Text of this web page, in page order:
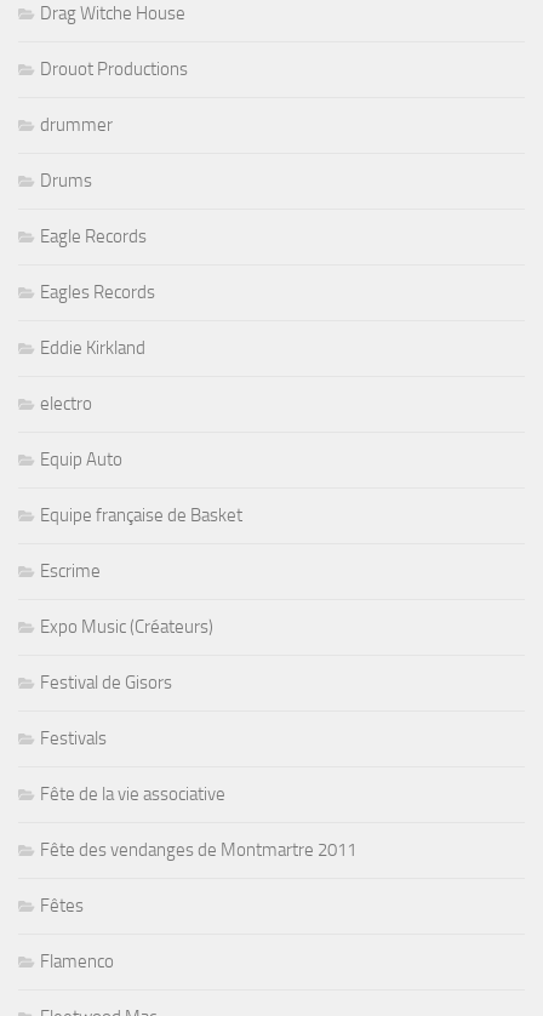
Drag Witche House
Drouot Productions
drummer
Drums
Eagle Records
Eagles Records
Eddie Kirkland
electro
Equip Auto
Equipe française de Basket
Escrime
Expo Music (Créateurs)
Festival de Gisors
Festivals
Fête de la vie associative
Fête des vendanges de Montmartre 2011
Fêtes
Flamenco